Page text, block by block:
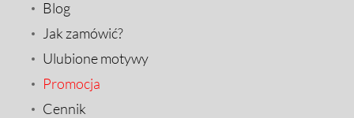
Blog
Jak zamówić?
Ulubione motywy
Promocja
Cennik